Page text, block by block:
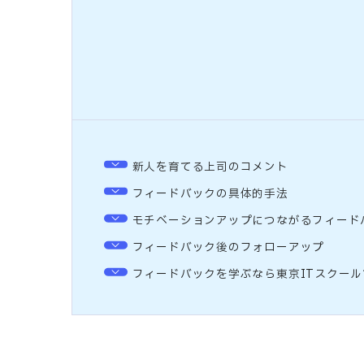
新人を育てる上司のコメント
フィードバックの具体的手法
モチベーションアップにつながるフィード
フィードバック後のフォローアップ
フィードバックを学ぶなら東京ITスクール